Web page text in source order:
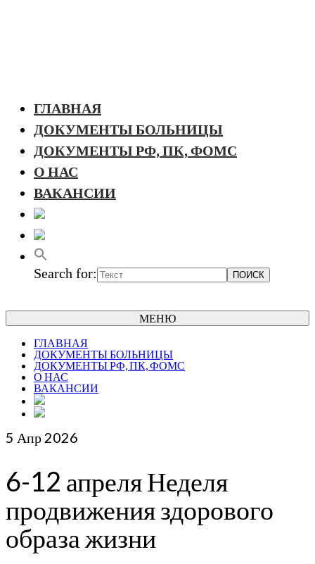
ГЛАВНАЯ
ДОКУМЕНТЫ БОЛЬНИЦЫ
ДОКУМЕНТЫ РФ, ПК, ФОМС
О НАС
ВАКАНСИИ
Search for:
МЕНЮ
ГЛАВНАЯ
ДОКУМЕНТЫ БОЛЬНИЦЫ
ДОКУМЕНТЫ РФ, ПК, ФОМС
О НАС
ВАКАНСИИ
5 Апр 2026
6-12 апреля Неделя
продвижения здорового
образа жизни